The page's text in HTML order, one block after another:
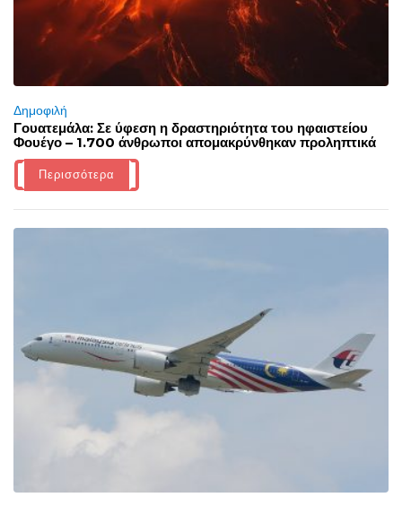
Δημοφιλή
Γουατεμάλα: Σε ύφεση η δραστηριότητα του ηφαιστείου
Φουέγο – 1.700 άνθρωποι απομακρύνθηκαν προληπτικά
Περισσότερα